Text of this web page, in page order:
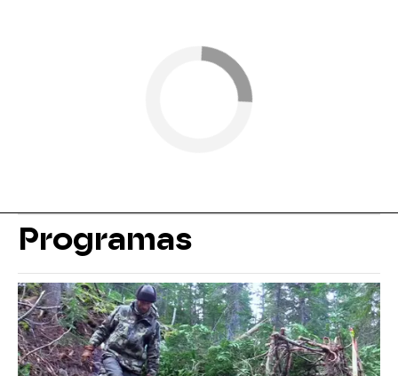
Programas